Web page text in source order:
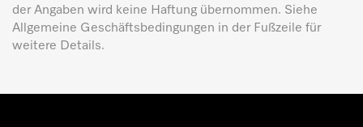
der Angaben wird keine Haftung übernommen. Siehe
Allgemeine Geschäftsbedingungen in der Fußzeile für
weitere Details.